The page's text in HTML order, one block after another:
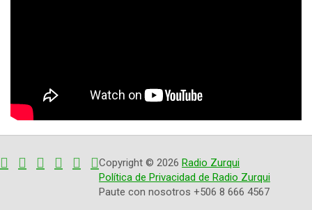
Copyright © 2026 Radio Zurqui
Política de Privacidad de Radio Zurqui
Paute con nosotros +506 8 666 4567